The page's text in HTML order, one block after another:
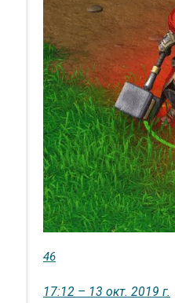
46
17:12 – 13 окт. 2019 г.